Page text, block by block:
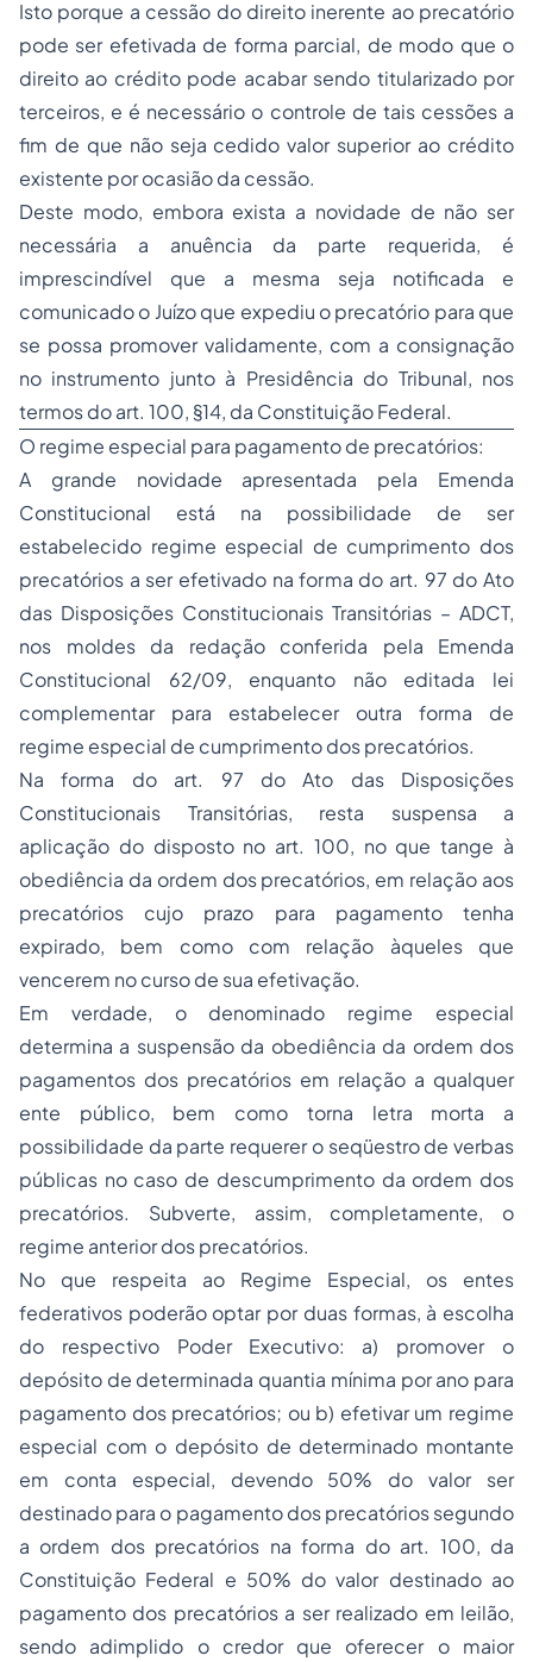
Isto porque a cessão do direito inerente ao precatório
pode ser efetivada de forma parcial, de modo que o
direito ao crédito pode acabar sendo titularizado por
terceiros, e é necessário o controle de tais cessões a
fim de que não seja cedido valor superior ao crédito
existente por ocasião da cessão.
Deste modo, embora exista a novidade de não ser
necessária a anuência da parte requerida, é
imprescindível que a mesma seja notificada e
comunicado o Juízo que expediu o precatório para que
se possa promover validamente, com a consignação
no instrumento junto à Presidência do Tribunal, nos
termos do art. 100, §14, da Constituição Federal.
O regime especial para pagamento de precatórios:
A grande novidade apresentada pela Emenda
Constitucional está na possibilidade de ser
estabelecido regime especial de cumprimento dos
precatórios a ser efetivado na forma do art. 97 do Ato
das Disposições Constitucionais Transitórias – ADCT,
nos moldes da redação conferida pela Emenda
Constitucional 62/09, enquanto não editada lei
complementar para estabelecer outra forma de
regime especial de cumprimento dos precatórios.
Na forma do art. 97 do Ato das Disposições
Constitucionais Transitórias, resta suspensa a
aplicação do disposto no art. 100, no que tange à
obediência da ordem dos precatórios, em relação aos
precatórios cujo prazo para pagamento tenha
expirado, bem como com relação àqueles que
vencerem no curso de sua efetivação.
Em verdade, o denominado regime especial
determina a suspensão da obediência da ordem dos
pagamentos dos precatórios em relação a qualquer
ente público, bem como torna letra morta a
possibilidade da parte requerer o seqüestro de verbas
públicas no caso de descumprimento da ordem dos
precatórios. Subverte, assim, completamente, o
regime anterior dos precatórios.
No que respeita ao Regime Especial, os entes
federativos poderão optar por duas formas, à escolha
do respectivo Poder Executivo: a) promover o
depósito de determinada quantia mínima por ano para
pagamento dos precatórios; ou b) efetivar um regime
especial com o depósito de determinado montante
em conta especial, devendo 50% do valor ser
destinado para o pagamento dos precatórios segundo
a ordem dos precatórios na forma do art. 100, da
Constituição Federal e 50% do valor destinado ao
pagamento dos precatórios a ser realizado em leilão,
sendo adimplido o credor que oferecer o maior